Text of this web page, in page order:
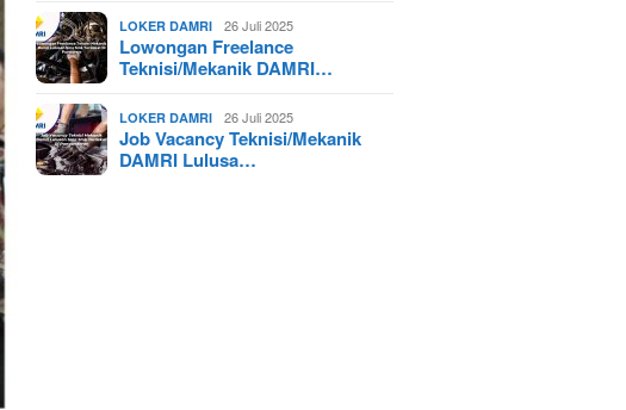
LOKER DAMRI 26 Juli 2025
Lowongan Freelance
Teknisi/Mekanik DAMRI…
LOKER DAMRI 26 Juli 2025
Job Vacancy Teknisi/Mekanik
DAMRI Lulusa…